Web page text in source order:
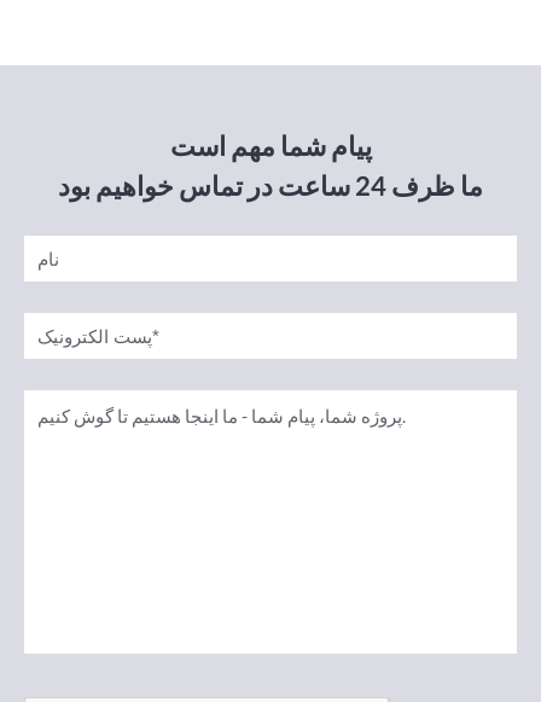
پیام شما مهم است
ما ظرف 24 ساعت در تماس خواهیم بود